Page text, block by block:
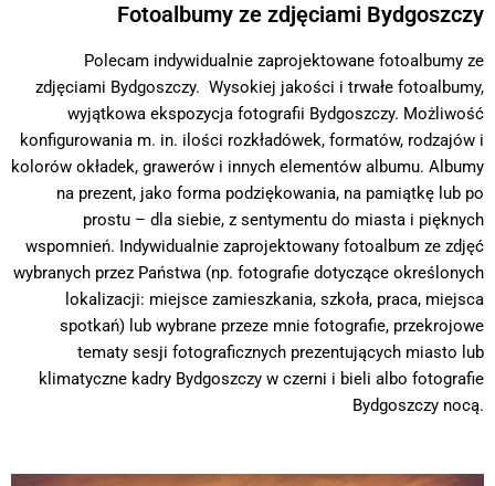
Fotoalbumy ze zdjęciami Bydgoszczy
Polecam indywidualnie zaprojektowane fotoalbumy ze
zdjęciami Bydgoszczy. Wysokiej jakości i trwałe fotoalbumy,
wyjątkowa ekspozycja fotografii Bydgoszczy. Możliwość
konfigurowania m. in. ilości rozkładówek, formatów, rodzajów i
kolorów okładek, grawerów i innych elementów albumu. Albumy
na prezent, jako forma podziękowania, na pamiątkę lub po
prostu – dla siebie, z sentymentu do miasta i pięknych
wspomnień. Indywidualnie zaprojektowany fotoalbum ze zdjęć
wybranych przez Państwa (np. fotografie dotyczące określonych
lokalizacji: miejsce zamieszkania, szkoła, praca, miejsca
spotkań) lub wybrane przeze mnie fotografie, przekrojowe
tematy sesji fotograficznych prezentujących miasto lub
klimatyczne kadry Bydgoszczy w czerni i bieli albo fotografie
Bydgoszczy nocą.